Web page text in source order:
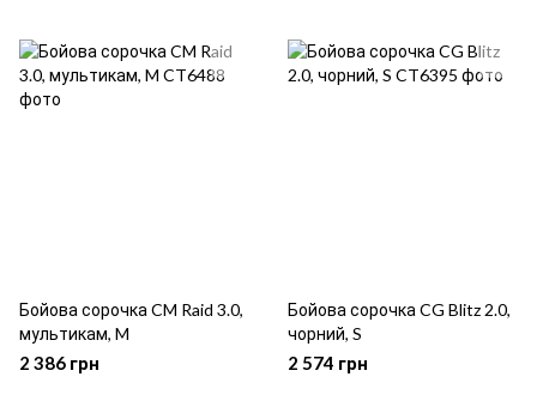
Бойова сорочка CM Raid 3.0,
мультикам, M
2 386 грн
Бойова сорочка CG Blitz 2.0,
чорний, S
2 574 грн